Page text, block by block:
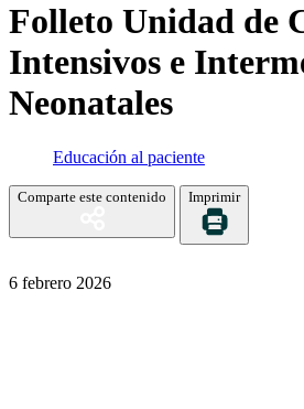
Folleto Unidad de
Intensivos e
Neonatales
Educación al paciente
Comparte este contenido Imprimir
6 febrero 2026